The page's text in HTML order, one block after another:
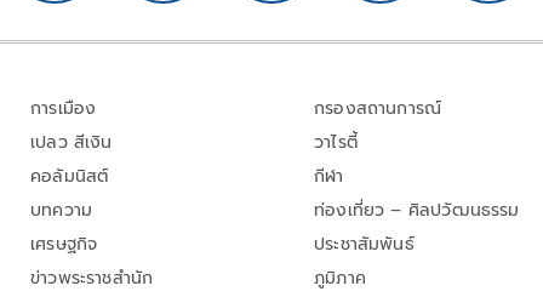
การเมือง
เปลว สีเงิน
คอลัมนิสต์
บทความ
เศรษฐกิจ
ข่าวพระราชสำนัก
กรองสถานการณ์
วาไรตี้
กีฬา
ท่องเที่ยว – ศิลปวัฒนธรรม
ประชาสัมพันธ์
ภูมิภาค